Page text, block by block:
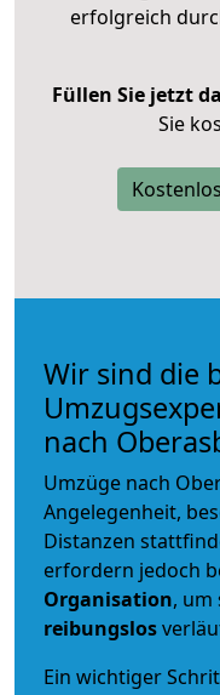
erfolgreich
Füllen Sie jetzt
Sie
Wir sind die
nach
Umzüge nach
Angelegenheit,
Distanzen
erfordern jedoch
Organisation, um
reibungslos
Ein wichtiger